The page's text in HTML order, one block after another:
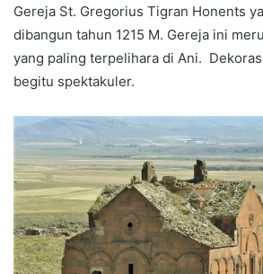
Gereja St. Gregorius Tigran Honents
dibangun tahun 1215 M. Gereja ini
yang paling terpelihara di Ani.
begitu spektakuler.